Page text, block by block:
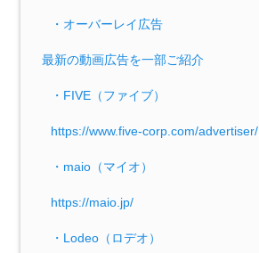
・オーバーレイ広告
最新の動画広告を一部ご紹介
・FIVE（ファイブ）
https://www.five-corp.com/advertiser/
・maio（マイオ）
https://maio.jp/
・Lodeo（ロデオ）